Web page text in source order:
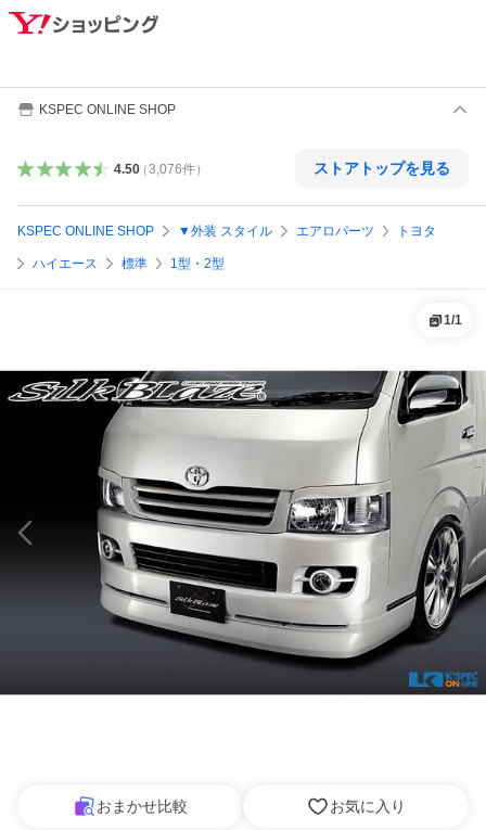
KSPEC ONLINE SHOP
4.50（3,076件） ストアトップを見る
KSPEC ONLINE SHOP ▼外装 スタイル エアロパーツ トヨタ
ハイエース 標準 1型・2型
1/1
おまかせ比較 お気に入り